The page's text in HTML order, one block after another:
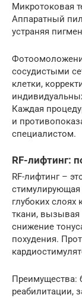
Микротоковая
Аппаратный
устраняя
сосудистыми
клетки,
Каждая
и
специалистом.
RF-лифтинг:
RF-лифтинг –
стимулирующая
глубоких слоях
ткани, вызывая
снижение
похудения.
Преимущества:
реабилитации,